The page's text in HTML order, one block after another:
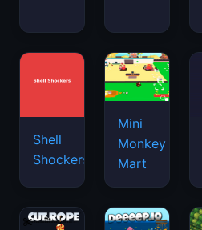
Shell
Shockers
Mini
Monkey
Mart